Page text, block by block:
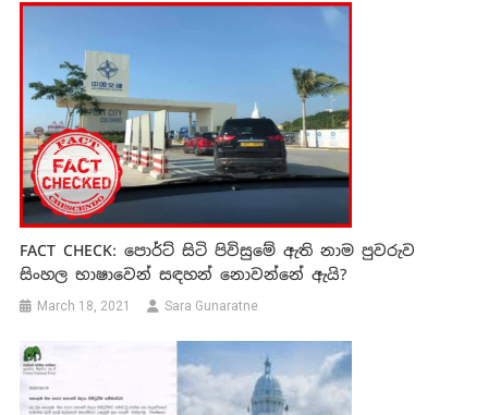
FACT CHECK: පොර්ට් සිටි පිවිසුමේ ඇති නාම පුවරුව
සිංහල භාෂාවෙන් සඳහන් නොවන්නේ ඇයි?
March 18, 2021 Sara Gunaratne